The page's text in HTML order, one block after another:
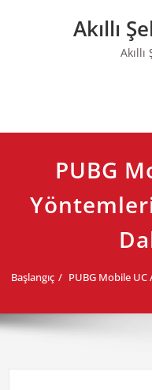
Akıllı
PUBG
Başlangıç PUBG Mobile UC